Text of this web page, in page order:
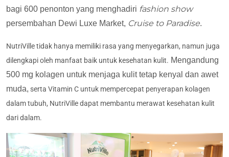
bagi 600 penonton yang menghadiri fashion show
persembahan Dewi Luxe Market, Cruise to Paradise.
NutriVille tidak hanya memiliki rasa yang menyegarkan, namun juga
dilengkapi oleh manfaat baik untuk kesehatan kulit. Mengandung
500 mg kolagen untuk menjaga kulit tetap kenyal dan awet
muda, serta Vitamin C untuk mempercepat penyerapan kolagen
dalam tubuh, NutriVille dapat membantu merawat kesehatan kulit
dari dalam.